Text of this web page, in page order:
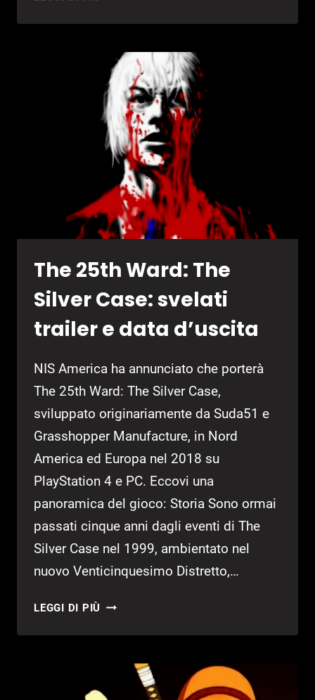
MOSTRATO
DRAGON’S
CROWN
PRO
The 25th Ward: The
Silver Case: svelati
trailer e data d’uscita
NIS America ha annunciato che porterà
The 25th Ward: The Silver Case,
sviluppato originariamente da Suda51 e
Grasshopper Manufacture, in Nord
America ed Europa nel 2018 su
PlayStation 4 e PC. Eccovi una
panoramica del gioco: Storia Sono ormai
passati cinque anni dagli eventi di The
Silver Case nel 1999, ambientato nel
nuovo Venticinquesimo Distretto,…
LEGGI DI PIÙ THE
SILVER
CASE: